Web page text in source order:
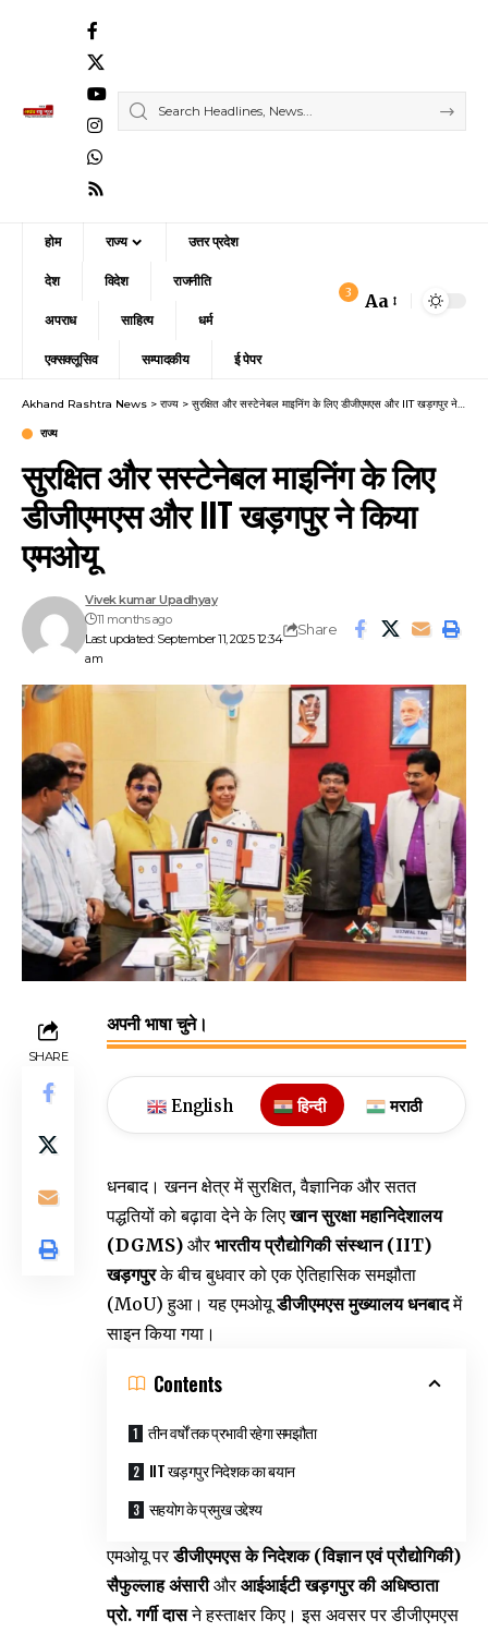
होम राज्य उत्तर प्रदेश
देश विदेश राजनीति
अपराध साहित्य धर्म
एक्सक्लूसिव सम्पादकीय ई पेपर
3
Font
Aa
Akhand Rashtra News > राज्य > सुरक्षित और सस्टेनेबल माइनिंग के लिए डीजीएमएस और IIT खड़गपुर ने किया एमओयू
राज्य
सुरक्षित और सस्टेनेबल माइनिंग के लिए
डीजीएमएस और IIT खड़गपुर ने किया
एमओयू
Last updated: September 11, 2025 12:34
am
Vivek kumar Upadhyay
11 months ago
Share
SHARE
अपनी भाषा चुने।
English हिन्दी मराठी
धनबाद। खनन क्षेत्र में सुरक्षित, वैज्ञानिक और सतत
पद्धतियों को बढ़ावा देने के लिएखान सुरक्षा महानिदेशालय
(DGMS) औरभारतीय प्रौद्योगिकी संस्थान (IIT)
खड़गपुरके बीच बुधवार को एक ऐतिहासिक समझौता
(MoU) हुआ। यह एमओयूडीजीएमएस मुख्यालय धनबादमें
साइन किया गया।
Contents
तीन वर्षों तक प्रभावी रहेगा समझौता
IIT खड़गपुर निदेशक का बयान
सहयोग के प्रमुख उद्देश्य
एमओयू परडीजीएमएस के निदेशक (विज्ञान एवं प्रौद्योगिकी)
सैफुल्लाह अंसारीऔरआईआईटी खड़गपुर की अधिष्ठाता
प्रो. गर्गी दासने हस्ताक्षर किए। इस अवसर पर डीजीएमएस